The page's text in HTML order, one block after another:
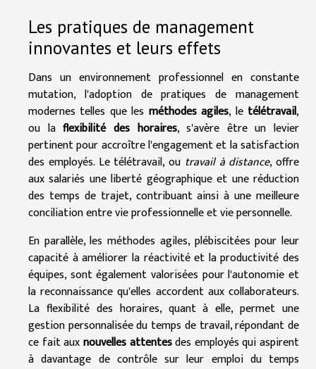
Les pratiques de management
innovantes et leurs effets
Dans un environnement professionnel en constante
mutation, l'adoption de pratiques de management
modernes telles que les méthodes agiles, le télétravail,
ou laflexibilité des horaires, s'avère être un levier
pertinent pour accroître l'engagement et la satisfaction
des employés. Le télétravail, ou travail à distance, offre
aux salariés une liberté géographique et une réduction
des temps de trajet, contribuant ainsi à une meilleure
conciliation entre vie professionnelle et vie personnelle.
En parallèle, les méthodes agiles, plébiscitées pour leur
capacité à améliorer la réactivité et la productivité des
équipes, sont également valorisées pour l'autonomie et
la reconnaissance qu'elles accordent aux collaborateurs.
La flexibilité des horaires, quant à elle, permet une
gestion personnalisée du temps de travail, répondant de
ce fait auxnouvelles attentesdes employés qui aspirent
à davantage de contrôle sur leur emploi du temps